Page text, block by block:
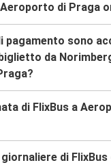
di Praga
pagamento sono
da
di FlixBus a
di FlixBus